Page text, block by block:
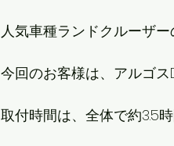
人気車種ランドクルーザー
今回のお客様は、アルゴス
取付時間は、全体で約3.5時